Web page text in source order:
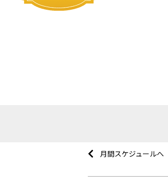
月間スケジュールへ